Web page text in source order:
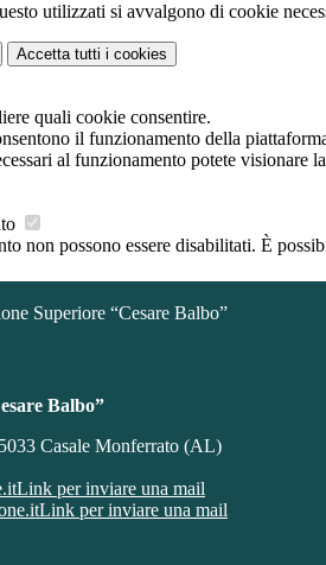
utilizzati si avvalgono di cookie
Accetta tutti i cookies
quali cookie consentire.
il funzionamento della
al funzionamento potete visionare la
non possono essere disabilitati. È
Superiore “Cesare Balbo”
Balbo”
Casale Monferrato (AL)
Link per inviare una mail
Link per inviare una mail